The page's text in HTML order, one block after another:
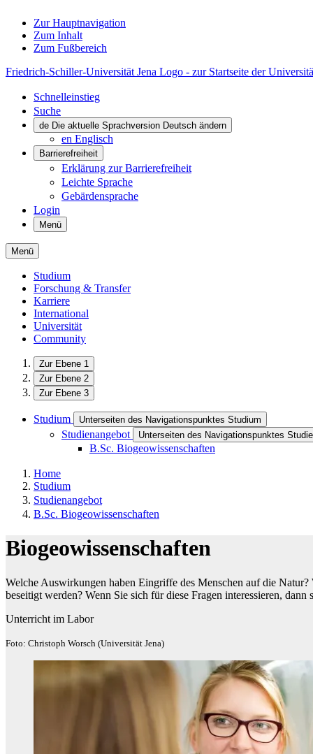
Zur Hauptnavigation
Zum Inhalt
Zum Fußbereich
Friedrich-Schiller-Universität Jena Logo - zur Startseite der
Schnelleinstieg
Suche
de Die aktuelle Sprachversion Deutsch ändern
en Englisch
Barrierefreiheit
Erklärung zur Barrierefreiheit
Leichte Sprache
Gebärdensprache
Login
Menü
Menü
Studium
Forschung & Transfer
Karriere
International
Universität
Community
Zur Ebene 1
Zur Ebene 2
Zur Ebene 3
Studium Unterseiten des Navigationspunktes Studium
Studienangebot Unterseiten des Navigationspunktes
B.Sc. Biogeowissenschaften
Home
Studium
Studienangebot
B.Sc. Biogeowissenschaften
Biogeowissenschaften
Welche Auswirkungen haben Eingriffe des Menschen auf die
beseitigt werden? ​Wenn Sie sich für diese Fragen interessieren,
Unterricht im Labor
Foto: Christoph Worsch (Universität Jena)